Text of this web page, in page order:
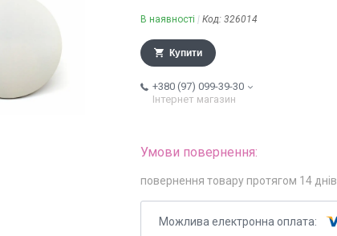
В наявності Код: 326014
Купити
+380 (97) 099-39-30
Інтернет магазин
повернення товару протягом 14 днів